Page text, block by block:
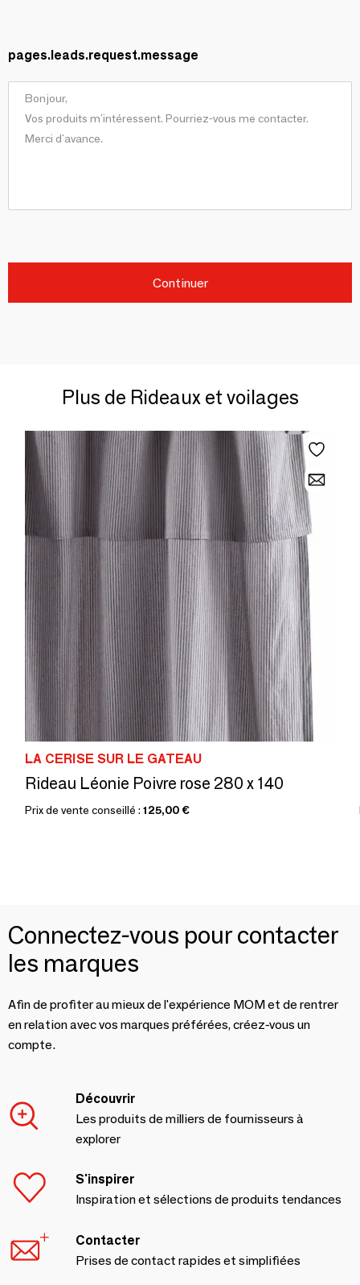
pages.leads.request.message
Continuer
Plus de Rideaux et voilages
LA CERISE SUR LE GATEAU
Rideau Léonie Poivre rose 280 x 140
Prix de vente conseillé : 125,00 €
Connectez-vous pour contacter
les marques
Afin de profiter au mieux de l'expérience MOM et de rentrer
en relation avec vos marques préférées, créez-vous un
compte.
Découvrir
Les produits de milliers de fournisseurs à
explorer
S'inspirer
Inspiration et sélections de produits tendances
Contacter
Prises de contact rapides et simplifiées